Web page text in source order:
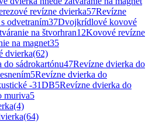
revízne dvierka57Revízne
odvetraním37Dvojkrídlové kovové
na štvorhran12Kovové revízne
na magnet35
dvierka(62)
do sádrokartónu47Revízne dvierka do
5Revízne dvierka do
-31DB5Revízne dvierka do
muriva5
(4)
(64)